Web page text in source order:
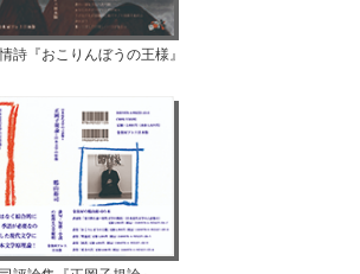
詩『おこりんぼうの王様』